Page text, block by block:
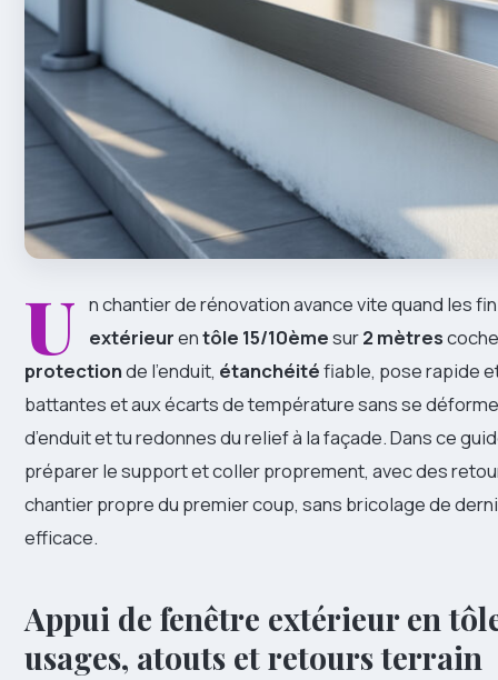
U n chantier de rénovation avance vite quand les
extérieurentôle 15/10èmesur2 mètres
protectionde l’enduit, étanchéitéfiable, pose rapide
battantes et aux écarts de température sans se
d’enduit et tu redonnes du relief à la façade. Dans ce
préparer le support et coller proprement, avec des
chantier propre du premier coup, sans bricolage de
efficace.
Appui de fenêtre extérieur en
usages, atouts et retours terrain